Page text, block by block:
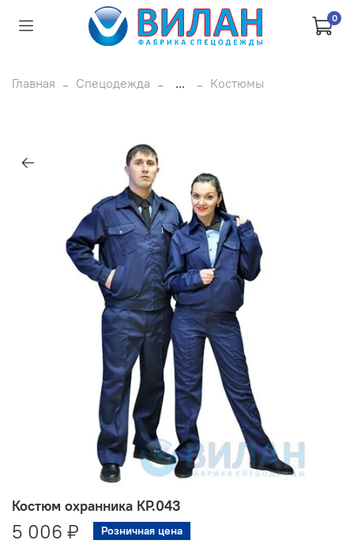
0
Главная Спецодежда ... Костюмы
Костюм охранника КР.043
5 006 ₽ Розничная цена